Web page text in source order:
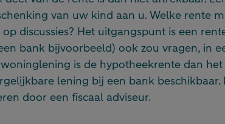
van uw kind aan u. Welke rente
discussies? Het uitgangspunt is een
bank bijvoorbeeld) ook zou vragen, in
is de hypotheekrente dan
lening bij een bank beschikbaar.
door een fiscaal adviseur.